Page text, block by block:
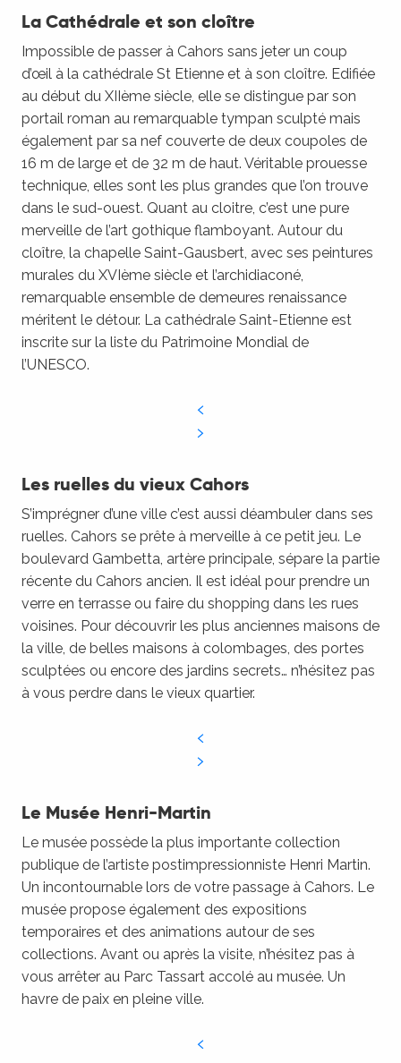
La Cathédrale et son cloître
Impossible de passer à Cahors sans jeter un coup
d’œil à la cathédrale St Etienne et à son cloître. Edifiée
au début du XIIème siècle, elle se distingue par son
portail roman au remarquable tympan sculpté mais
également par sa nef couverte de deux coupoles de
16 m de large et de 32 m de haut. Véritable prouesse
technique, elles sont les plus grandes que l’on trouve
dans le sud-ouest. Quant au cloitre, c’est une pure
merveille de l’art gothique flamboyant. Autour du
cloître, la chapelle Saint-Gausbert, avec ses peintures
murales du XVIème siècle et l’archidiaconé,
remarquable ensemble de demeures renaissance
méritent le détour. La cathédrale Saint-Etienne est
inscrite sur la liste du Patrimoine Mondial de
l’UNESCO.
Les ruelles du vieux Cahors
S’imprégner d’une ville c’est aussi déambuler dans ses
ruelles. Cahors se prête à merveille à ce petit jeu. Le
boulevard Gambetta, artère principale, sépare la partie
récente du Cahors ancien. Il est idéal pour prendre un
verre en terrasse ou faire du shopping dans les rues
voisines. Pour découvrir les plus anciennes maisons de
la ville, de belles maisons à colombages, des portes
sculptées ou encore des jardins secrets… n’hésitez pas
à vous perdre dans le vieux quartier.
Le Musée Henri-Martin
Le musée possède la plus importante collection
publique de l’artiste postimpressionniste Henri Martin.
Un incontournable lors de votre passage à Cahors. Le
musée propose également des expositions
temporaires et des animations autour de ses
collections. Avant ou après la visite, n’hésitez pas à
vous arrêter au Parc Tassart accolé au musée. Un
havre de paix en pleine ville.